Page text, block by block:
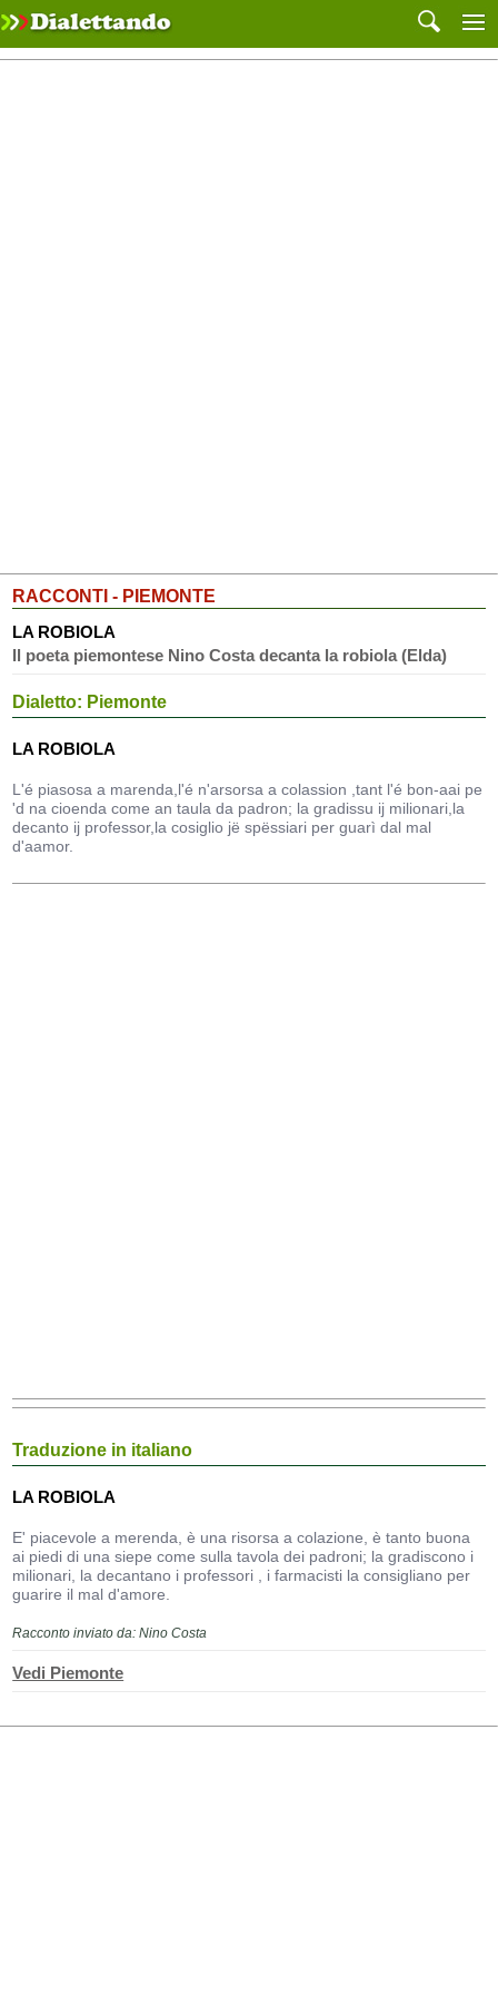
RACCONTI - PIEMONTE
LA ROBIOLA
Il poeta piemontese Nino Costa decanta la robiola (Elda)
Dialetto: Piemonte
LA ROBIOLA
L'é piasosa a marenda,l'é n'arsorsa a colassion ,tant l'é bon-aai pe
'd na cioenda come an taula da padron; la gradissu ij milionari,la
decanto ij professor,la cosiglio jë spëssiari per guarì dal mal
d'aamor.
Traduzione in italiano
LA ROBIOLA
E' piacevole a merenda, è una risorsa a colazione, è tanto buona
ai piedi di una siepe come sulla tavola dei padroni; la gradiscono i
milionari, la decantano i professori , i farmacisti la consigliano per
guarire il mal d'amore.
Racconto inviato da: Nino Costa
Vedi Piemonte